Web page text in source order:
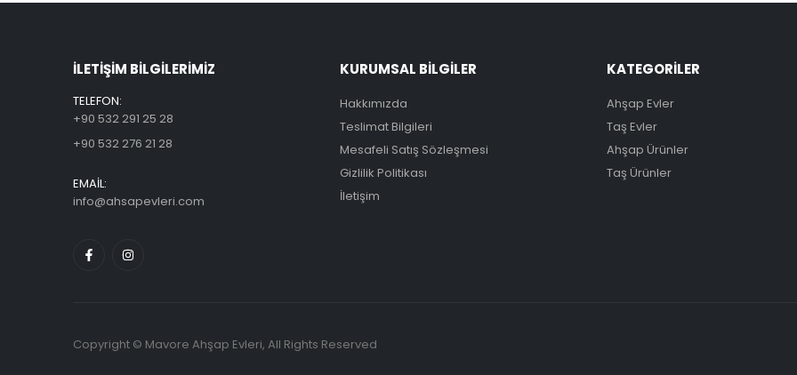
ILETİŞİM BİLGİLERİMİZ
TELEFON:
+90 532 291 25 28
+90 532 276 21 28
EMAİL:
info@ahsapevleri.com
KURUMSAL BİLGİLER
Hakkımızda
Teslimat Bilgileri
Mesafeli Satış Sözleşmesi
Gizlilik Politikası
İletişim
KATEGORİLER
Ahşap Evler
Taş Evler
Ahşap Ürünler
Taş Ürünler
Copyright © Mavore Ahşap Evleri, All Rights Reserved